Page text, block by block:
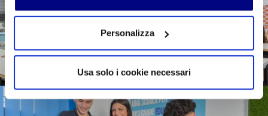
Personalizza
Usa solo i cookie necessari